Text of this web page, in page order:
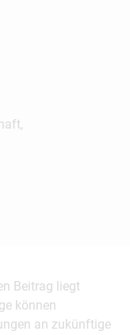
Beitrag liegt
können
an zukünftige